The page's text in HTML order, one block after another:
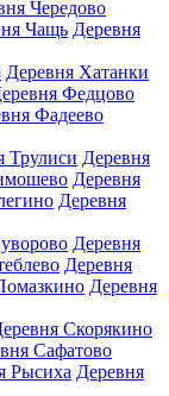
Чередово
Чащь Деревня
Деревня Хатанки
Федцово
Фадеево
Трулиси Деревня
Деревня
Деревня
Деревня
Деревня
Деревня
Скорякино
Сафатово
Рысиха Деревня